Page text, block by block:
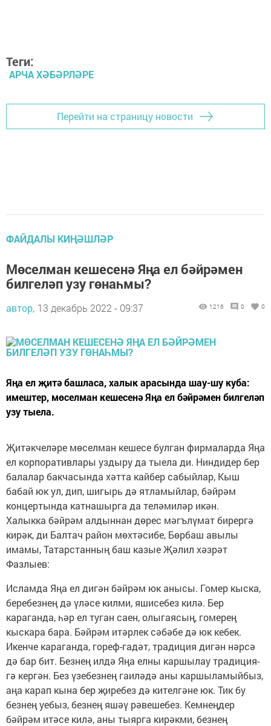
Теги:
АРЧА ХӘБӘРЛӘРЕ
Перейти на страницу новости
ФАЙДАЛЫ КИҢӘШЛӘР
Мөселман кешесенә Яңа ел бәйрәмен
билгеләп узу гөнаһмы?
автор, 13 декабрь 2022 - 09:37 1216 0 0
Яңа ел җитә башласа, халык арасында шау-шу куба:
имештер, мөселман кешесенә Яңа ел бәйрәмен билгеләп
узу тыела.
Җитәкчеләре мөселман кешесе булган фирмаларда Яңа
ел корпоративлары уздыру да тыела ди. Ниндидер бер
балалар бакчасында хәтта кайбер сабыйлар, Кыш
бабай юк ул, дип, шигырь дә ятламыйлар, бәйрәм
концертында катнашырга да теләмиләр икән.
Халыкка бәйрәм алдыннан дөрес мәгълүмат бирергә
кирәк, ди Балтач район мөхтәсибе, Бөрбаш авылы
имамы, Татарстанның баш казые Җәлил хәзрәт
Фазлыев:
Исламда Яңа ел дигән бәйрәм юк анысы. Гомер кыска,
беребезнең дә үләсе килми, яшисебез килә. Бер
караганда, һәр ел туган саен, олыгаясың, гомерең
кыскара бара. Бәйрәм итәрлек сәбәбе дә юк кебек.
Икенче караганда, гореф-гадәт, традиция дигән нәрсә
дә бар бит. Безнең илдә Яңа елны каршылау традиция­
гә кергән. Без үзебезнең гаиләдә аны каршыламыйбыз,
аңа карап кына бер җиребез дә кителгәне юк. Тик бу
безнең уебыз, безнең яшәү рәвешебез. Кемнеңдер
бәйрәм итәсе килә, аны тыярга кирәкми, безнең